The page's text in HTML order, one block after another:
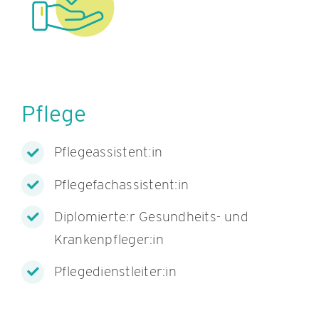
Pflege
Pflegeassistent:in
Pflegefachassistent:in
Diplomierte:r Gesundheits- und
Krankenpfleger:in
Pflegedienstleiter:in